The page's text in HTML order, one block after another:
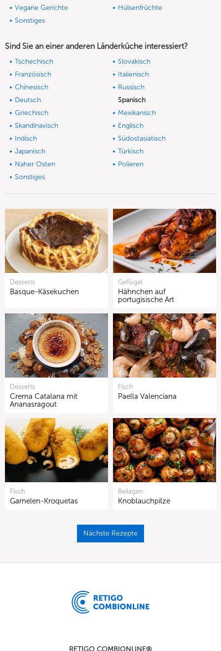
Vegane Gerichte
Hülsenfrüchte
Sonstiges
Sind Sie an einer anderen Länderküche interessiert?
Tschechisch
Slovakisch
Französisch
Italienisch
Chinesisch
Russisch
Deutsch
Spanisch
Griechisch
Mexikanisch
Skandinavisch
Englisch
Indisch
Südostasiatisch
Japanisch
Türkisch
Naher Osten
Polieren
Sonstiges
Desserts
Basque-Käsekuchen
Geflügel
Hähnchen auf
portugisische Art
Desserts
Crema Catalana mit
Ananasragout
Fisch
Paella Valenciana
Fisch
Garnelen-Kroquetas
Beilagen
Knoblauchpilze
Nächste Rezepte
RETIGO COMBIONLINE®